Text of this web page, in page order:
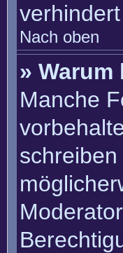
Nach oben
»
Manche